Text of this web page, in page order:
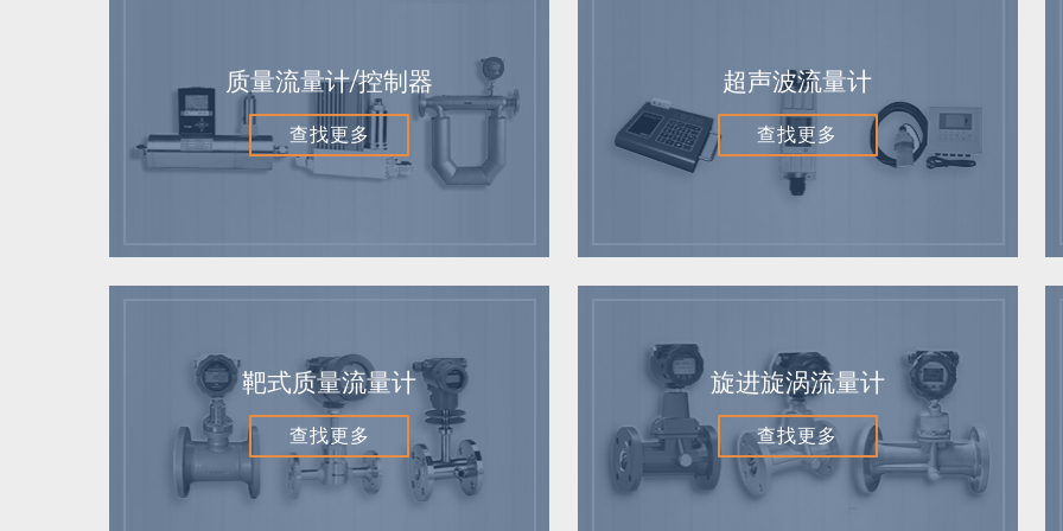
质量流量计/控制器
查找更多
超声波流量计
查找更多
靶式质量流量计
查找更多
旋进旋涡流量计
查找更多